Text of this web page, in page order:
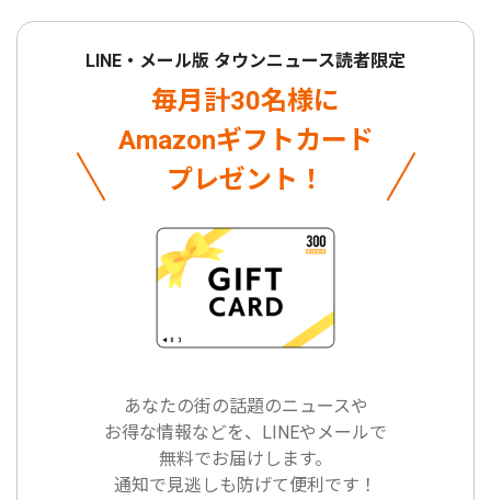
LINE・メール版 タウンニュース読者限定
毎月計30名様に
Amazonギフトカード
プレゼント！
あなたの街の話題のニュースや
お得な情報などを、LINEやメールで
無料でお届けします。
通知で見逃しも防げて便利です！